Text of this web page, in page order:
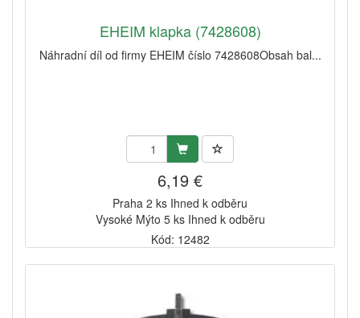
EHEIM klapka (7428608)
Náhradní díl od firmy EHEIM číslo 7428608Obsah bal...
6,19 €
Praha 2 ks Ihned k odběru
Vysoké Mýto 5 ks Ihned k odběru
Kód: 12482